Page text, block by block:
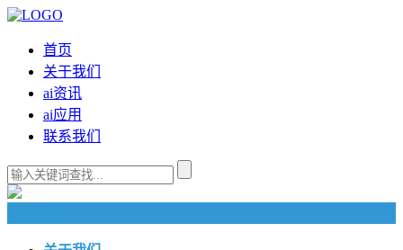
首页
关于我们
ai资讯
ai应用
联系我们